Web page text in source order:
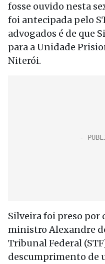
fosse ouvido nesta
foi antecipada pelo
advogados é de que
para a Unidade
Niterói.
Silveira foi preso por
ministro Alexandre
Tribunal Federal
descumprimento de